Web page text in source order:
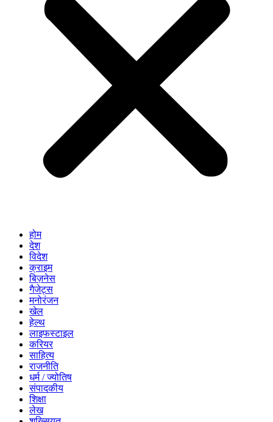
होम
देश
विदेश
क्राइम
बिज़नेस
गैजेट्स
मनोरंजन
खेल
हेल्थ
लाइफस्टाइल
करियर
साहित्य
राजनीति
धर्म / ज्योतिष
संपादकीय
शिक्षा
लेख